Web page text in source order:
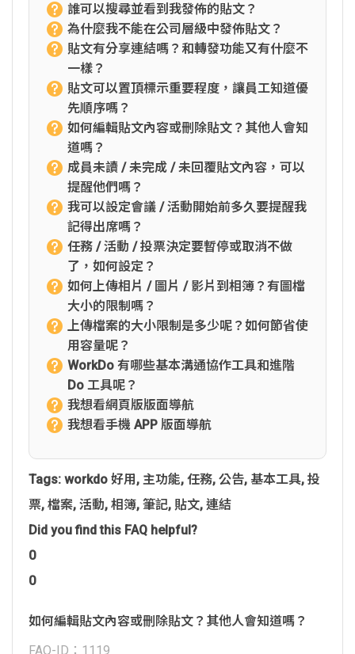
誰可以搜尋並看到我發佈的貼文？
為什麼我不能在公司層級中發佈貼文？
貼文有分享連結嗎？和轉發功能又有什麼不
一樣？
貼文可以置頂標示重要程度，讓員工知道優
先順序嗎？
如何編輯貼文內容或刪除貼文？其他人會知
道嗎？
成員未讀 / 未完成 / 未回覆貼文內容，可以
提醒他們嗎？
我可以設定會議 / 活動開始前多久要提醒我
記得出席嗎？
任務 / 活動 / 投票決定要暫停或取消不做
了，如何設定？
如何上傳相片 / 圖片 / 影片到相簿？有圖檔
大小的限制嗎？
上傳檔案的大小限制是多少呢？如何節省使
用容量呢？
WorkDo 有哪些基本溝通協作工具和進階
Do 工具呢？
我想看網頁版版面導航
我想看手機 APP 版面導航
Tags: workdo 好用, 主功能, 任務, 公告, 基本工具, 投
票, 檔案, 活動, 相簿, 筆記, 貼文, 連結
Did you find this FAQ helpful?
0
0
如何編輯貼文內容或刪除貼文？其他人會知道嗎？
FAQ-ID：1119